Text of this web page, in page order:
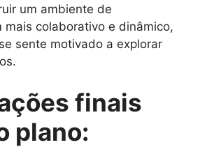
um ambiente de
mais colaborativo e dinâmico,
sente motivado a explorar
finais
plano: